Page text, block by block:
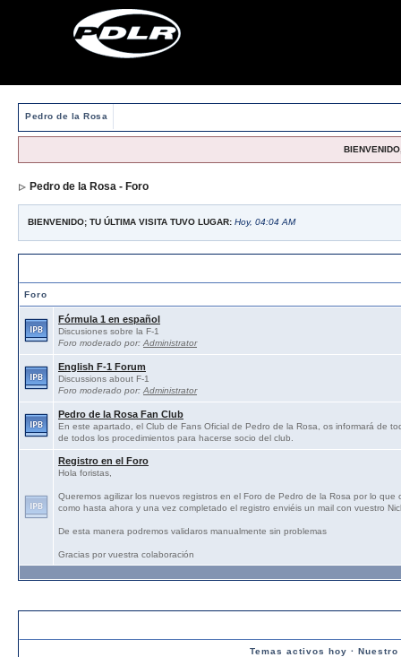
Pedro de la Rosa
Pedro de la Rosa - Foro
BIENVENIDO; TU ÚLTIMA VISITA TUVO LUGAR: Hoy, 04:04 AM
Foro
Fórmula 1 en español
Discusiones sobre la F-1
Foro moderado por: Administrator
English F-1 Forum
Discussions about F-1
Foro moderado por: Administrator
Pedro de la Rosa Fan Club
En este apartado, el Club de Fans Oficial de Pedro de la Rosa, os informará de
de todos los procedimientos para hacerse socio del club.
Registro en el Foro
Hola foristas,
Queremos agilizar los nuevos registros en el Foro de Pedro de la Rosa por lo
como hasta ahora y una vez completado el registro enviéis un mail con vuestro
De esta manera podremos validaros manualmente sin problemas
Gracias por vuestra colaboración
Temas activos hoy · Nuestro